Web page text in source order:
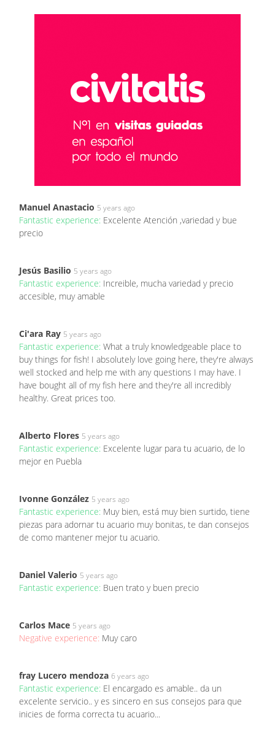
Manuel Anastacio 5 years ago
Fantastic experience: Excelente Atención ,variedad y bue
precio
Jesús Basilio 5 years ago
Fantastic experience: Increible, mucha variedad y precio
accesible, muy amable
Ci'ara Ray 5 years ago
Fantastic experience: What a truly knowledgeable place to
buy things for fish! I absolutely love going here, they're always
well stocked and help me with any questions I may have. I
have bought all of my fish here and they're all incredibly
healthy. Great prices too.
Alberto Flores 5 years ago
Fantastic experience: Excelente lugar para tu acuario, de lo
mejor en Puebla
Ivonne González 5 years ago
Fantastic experience: Muy bien, está muy bien surtido, tiene
piezas para adornar tu acuario muy bonitas, te dan consejos
de como mantener mejor tu acuario.
Daniel Valerio 5 years ago
Fantastic experience: Buen trato y buen precio
Carlos Mace 5 years ago
Negative experience: Muy caro
fray Lucero mendoza 6 years ago
Fantastic experience: El encargado es amable.. da un
excelente servicio.. y es sincero en sus consejos para que
inicies de forma correcta tu acuario...